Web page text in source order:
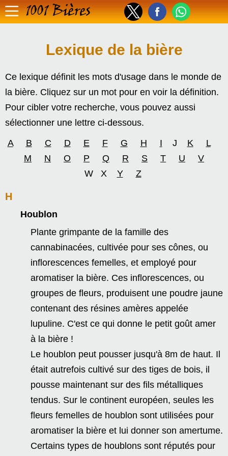
1001 Bières
Lexique de la bière
Ce lexique définit les mots d'usage dans le monde de
la bière. Cliquez sur un mot pour en voir la définition.
Pour cibler votre recherche, vous pouvez aussi
sélectionner une lettre ci-dessous.
A
B C D E F G H I J K
L
M
N O P Q R S T U
V
W X Y Z
H
Houblon
Plante grimpante de la famille des
cannabinacées, cultivée pour ses cônes, ou
inflorescences femelles, et employé pour
aromatiser la bière. Ces inflorescences, ou
groupes de fleurs, produisent une poudre jaune
contenant des résines amères appelée
lupuline. C'est ce qui donne le petit goût amer
à la bière !
Le houblon peut pousser jusqu'à 8m de haut. Il
était autrefois cultivé sur des tiges de bois, il
pousse maintenant sur des fils métalliques
tendus. Sur le continent européen, seules les
fleurs femelles de houblon sont utilisées pour
aromatiser la bière et lui donner son amertume.
Certains types de houblons sont réputés pour